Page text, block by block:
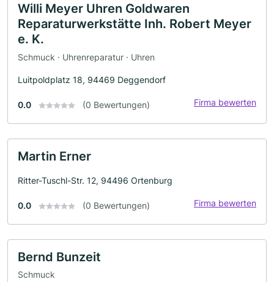
Willi Meyer Uhren Goldwaren
Reparaturwerkstätte Inh. Robert Meyer
e. K.
Schmuck · Uhrenreparatur · Uhren
Luitpoldplatz 18, 94469 Deggendorf
0.0 (0 Bewertungen) Firma bewerten
Martin Erner
Ritter-Tuschl-Str. 12, 94496 Ortenburg
0.0 (0 Bewertungen) Firma bewerten
Bernd Bunzeit
Schmuck